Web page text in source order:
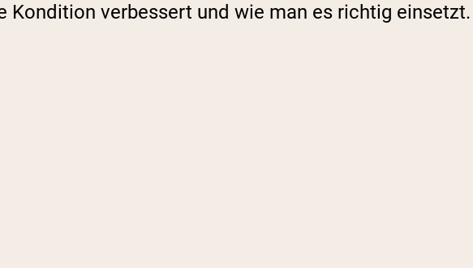
verbessert und wie man es richtig einsetzt.